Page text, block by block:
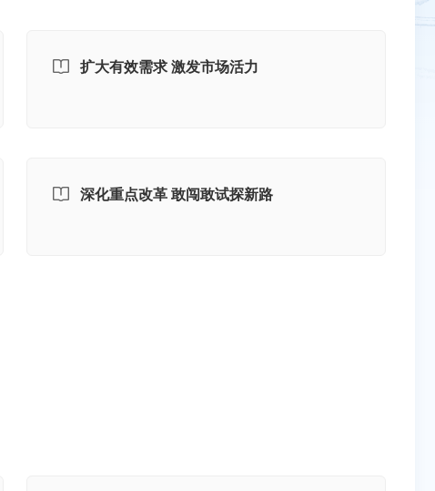
扩大有效需求 激发市场活力
深化重点改革 敢闯敢试探新路